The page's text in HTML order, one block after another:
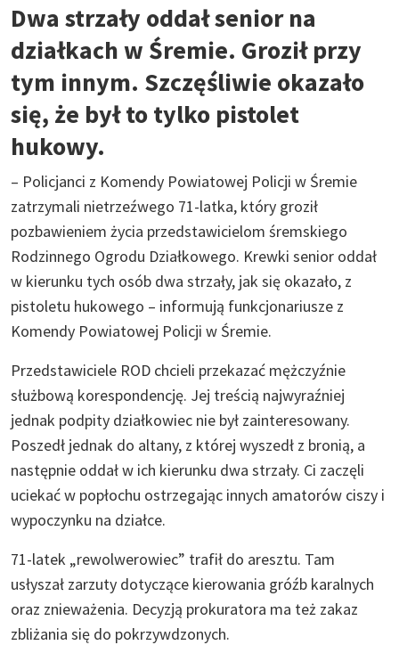
Dwa strzały oddał senior na
działkach w Śremie. Groził przy
tym innym. Szczęśliwie okazało
się, że był to tylko pistolet
hukowy.
– Policjanci z Komendy Powiatowej Policji w Śremie
zatrzymali nietrzeźwego 71-latka, który groził
pozbawieniem życia przedstawicielom śremskiego
Rodzinnego Ogrodu Działkowego. Krewki senior oddał
w kierunku tych osób dwa strzały, jak się okazało, z
pistoletu hukowego – informują funkcjonariusze z
Komendy Powiatowej Policji w Śremie.
Przedstawiciele ROD chcieli przekazać mężczyźnie
służbową korespondencję. Jej treścią najwyraźniej
jednak podpity działkowiec nie był zainteresowany.
Poszedł jednak do altany, z której wyszedł z bronią, a
następnie oddał w ich kierunku dwa strzały. Ci zaczęli
uciekać w popłochu ostrzegając innych amatorów ciszy i
wypoczynku na działce.
71-latek „rewolwerowiec” trafił do aresztu. Tam
usłyszał zarzuty dotyczące kierowania gróźb karalnych
oraz znieważenia. Decyzją prokuratora ma też zakaz
zbliżania się do pokrzywdzonych.